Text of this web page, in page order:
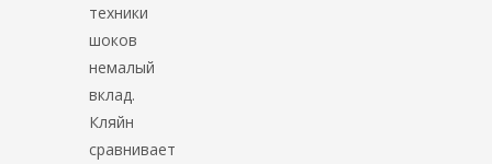
техники
шоков
немалый
вклад.
Кляйн
сравнивает